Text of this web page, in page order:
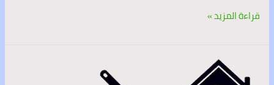
قراءة المزيد »
معلم